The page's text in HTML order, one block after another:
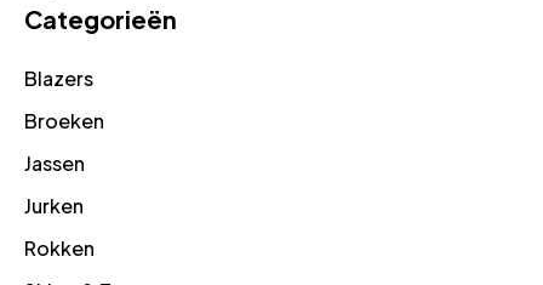
Categorieën
Blazers
Broeken
Jassen
Jurken
Rokken